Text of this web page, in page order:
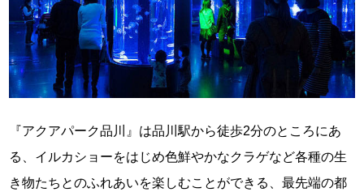
『アクアパーク品川』は品川駅から徒歩2分のところにあ
る、イルカショーをはじめ色鮮やかなクラゲなど各種の生
き物たちとのふれあいを楽しむことができる、最先端の都